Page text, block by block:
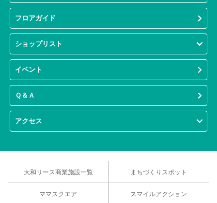
フロアガイド
ショップリスト
イベント
Ｑ＆Ａ
アクセス
大和リース商業施設一覧 まちづくりスポット
ママスクエア スマイルアクション